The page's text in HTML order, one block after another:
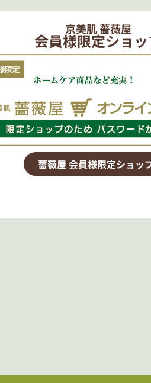
京美肌 薔薇屋
会員様限定ショ
薔薇屋 会員様限定ショッ